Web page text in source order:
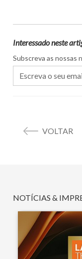
Interessado neste
Subscreva as nossas
VOLTAR
NOTÍCIAS &